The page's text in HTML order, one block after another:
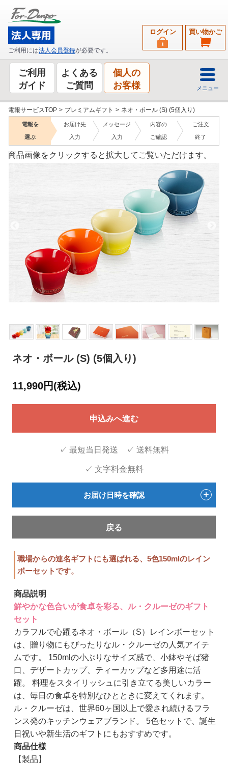
ご利用には法人会員登録が必要です。
買い物かご
ログイン
ご利用
ガイド
よくある
ご質問
個人の
お客様
メニュー
電報サービスTOP > プレミアムギフト > ネオ・ボール (S) (5個入り)
電報を
選ぶ
お届け先
入力
メッセージ
入力
内容の
ご確認
ご注文
終了
商品画像をクリックすると拡大してご覧いただけます。
ネオ・ボール (S) (5個入り)
職場からの連名ギフトにも選ばれる、5色150mlのレイン
ボーセットです。
商品説明
鮮やかな色合いが食卓を彩る、ル・クルーゼのギフト
セット
カラフルで心躍るネオ・ボール（S）レインボーセット
は、贈り物にもぴったりなル・クルーゼの人気アイテ
ムです。 150mlの小ぶりなサイズ感で、小鉢やそば猪
口、デザートカップ、ティーカップなど多用途に活
躍。 料理をスタイリッシュに引き立てる美しいカラー
は、毎日の食卓を特別なひとときに変えてくれます。
ル・クルーゼは、世界60ヶ国以上で愛され続けるフラ
ンス発のキッチンウェアブランド。 5色セットで、誕生
日祝いや新生活のギフトにもおすすめです。
商品仕様
【製品】
11,990円(税込)
申込みへ進む
✓ 最短当日発送 ✓ 送料無料
✓ 文字料金無料
お届け日時を確認
戻る